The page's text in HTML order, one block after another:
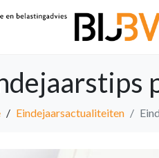
Eindejaarsactualiteiten